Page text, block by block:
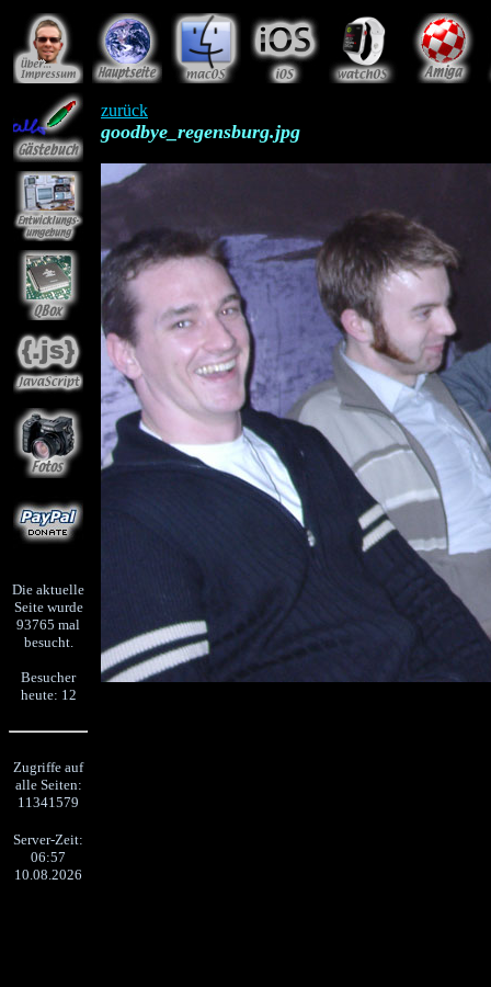
Die aktuelle
Seite wurde
93765 mal
besucht.
Besucher
heute: 12
Zugriffe auf
alle Seiten:
11341579
Server-Zeit:
06:57
10.08.2026
zurück
goodbye_regensburg.jpg